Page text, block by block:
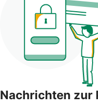
Nachrichten zur